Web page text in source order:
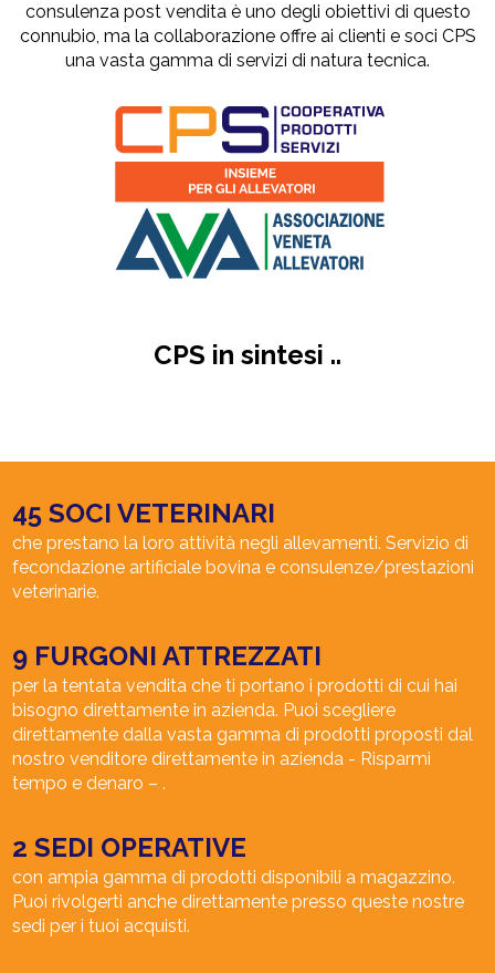
consulenza post vendita è uno degli obiettivi di questo
connubio, ma la collaborazione offre ai clienti e soci CPS
una vasta gamma di servizi di natura tecnica.
CPS in sintesi ..
45 SOCI VETERINARI
che prestano la loro attività negli allevamenti. Servizio di
fecondazione artificiale bovina e consulenze/prestazioni
veterinarie.
9 FURGONI ATTREZZATI
per la tentata vendita che ti portano i prodotti di cui hai
bisogno direttamente in azienda. Puoi scegliere
direttamente dalla vasta gamma di prodotti proposti dal
nostro venditore direttamente in azienda - Risparmi
tempo e denaro – .
2 SEDI OPERATIVE
con ampia gamma di prodotti disponibili a magazzino.
Puoi rivolgerti anche direttamente presso queste nostre
sedi per i tuoi acquisti.